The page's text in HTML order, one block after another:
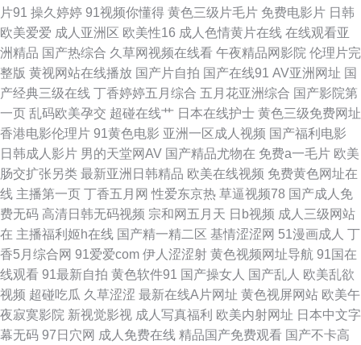
97玖玖超碰 国产视频在线91 日韩A片做爱网站 黑人激情AV 最新久草视频观
看 豆花影视无码黄色 男人天堂a 亚洲日逼 aV经典在线导航 日韩精品视频中
文 wwwav大全 日韩人妻视频导航 91视频线上网站 久久草国产 尤物超碰偷
拍91 极品91网站 俺去也导航 青青草超碰在线 91社区视频网站 国内秘果久
久 五月花导航 变态91网站 久久一次艹 四虎视频 91偷拍视频网站 韩国av在
线网址 欧洲色爱 亚洲国产黄色精品 操碰资源97 免费人成黄页在线 亚洲特黄
操逼福利社 另类人妖网站 www91豆花 久久尤物天堂 伪娘seav 99re大香蕉
激情影院A片 日韩肏屄网站 豆花官网免费 欧美成人手机版 尤物网站91 大香
片91 操久婷婷 91视频你懂得 黄色三级片毛片 免费电影片 日韩
欧美爱爱 成人亚洲区 欧美性16 成人色情黄片在线 在线观看亚
洲精品 国产热综合 久草网视频在线看 午夜精品网影院 伦理片完
整版 黄视网站在线播放 国产片自拍 国产在线91 AV亚洲网址 国
产经典三级在线 丁香婷婷五月综合 五月花亚洲综合 国产影院第
一页 乱码欧美孕交 超碰在线艹 日本在线护士 黄色三级免费网址
香港电影伦理片 91黄色电影 亚洲一区成人视频 国产福利电影
日韩成人影片 男的天堂网AV 国产精品尤物在 免费a一毛片 欧美
肠交扩张另类 最新亚洲日韩精品 欧美在线视频 免费黄色网址在
线 主播第一页 丁香五月网 性爱东京热 草逼视频78 国产成人免
费无码 高清日韩无码视频 宗和网五月天 日b视频 成人三级网站
在 主播福利姬h在线 国产精一精二区 基情涩涩网 51漫画成人 丁
香5月综合网 91爱爱com 伊人涩涩射 黄色视频网址导航 91国在
线观看 91最新自拍 黄色软件91 国产操女人 国产乱人 欧美乱欲
视频 超碰吃瓜 久草涩涩 最新在线A片网址 黄色视屏网站 欧美午
夜寂寞影院 新视觉影视 成人写真福利 欧美内射网址 日本中文字
幕无码 97日穴网 成人免费在线 精品国产免费观看 国产不卡高